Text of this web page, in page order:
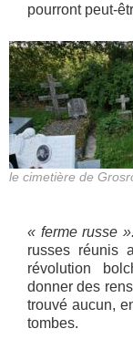
pourront peut-
le cimetière de
« ferme russe ».
russes réunis
révolution
donner des
trouvé aucun,
tombes.